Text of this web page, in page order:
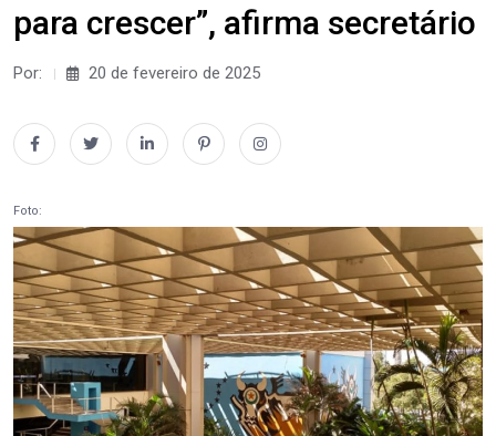
para crescer”, afirma secretário
Por: 20 de fevereiro de 2025
Foto: